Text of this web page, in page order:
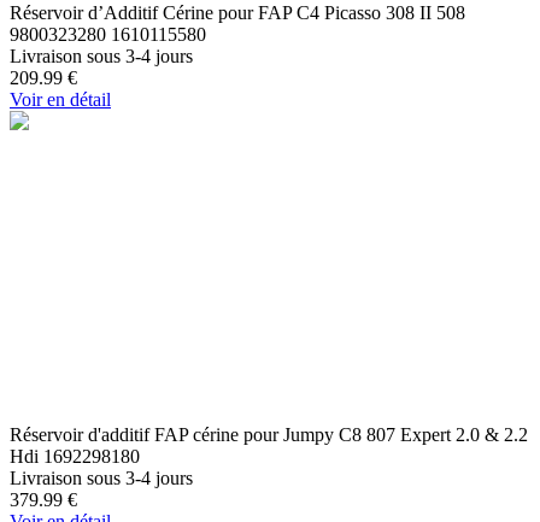
Réservoir d’Additif Cérine pour FAP C4 Picasso 308 II 508
9800323280 1610115580
Livraison sous 3-4 jours
209.99 €
Voir en détail
Réservoir d'additif FAP cérine pour Jumpy C8 807 Expert 2.0 & 2.2
Hdi 1692298180
Livraison sous 3-4 jours
379.99 €